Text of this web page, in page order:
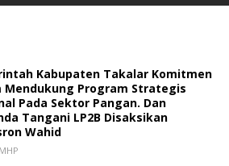
Kabupaten Takalar Komitmen
Mendukung Program Strategis
Pada Sektor Pangan. Dan
Tangani LP2B Disaksikan
Wahid